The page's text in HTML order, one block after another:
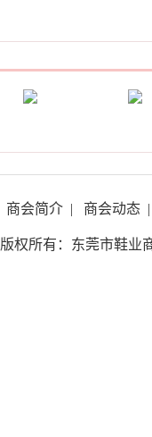
商会简介 | 商会动态 |
版权所有：东莞市鞋业